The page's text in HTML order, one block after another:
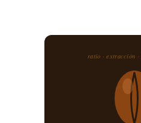
ratio · extracción